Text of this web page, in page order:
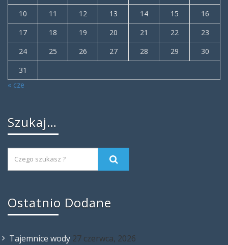
10
11 12 13 14 15
16
17
18 19 20 21 22
23
24
25 26 27 28 29
30
31
« cze
Szukaj…
Ostatnio Dodane
Tajemnice wody 27 czerwca, 2026